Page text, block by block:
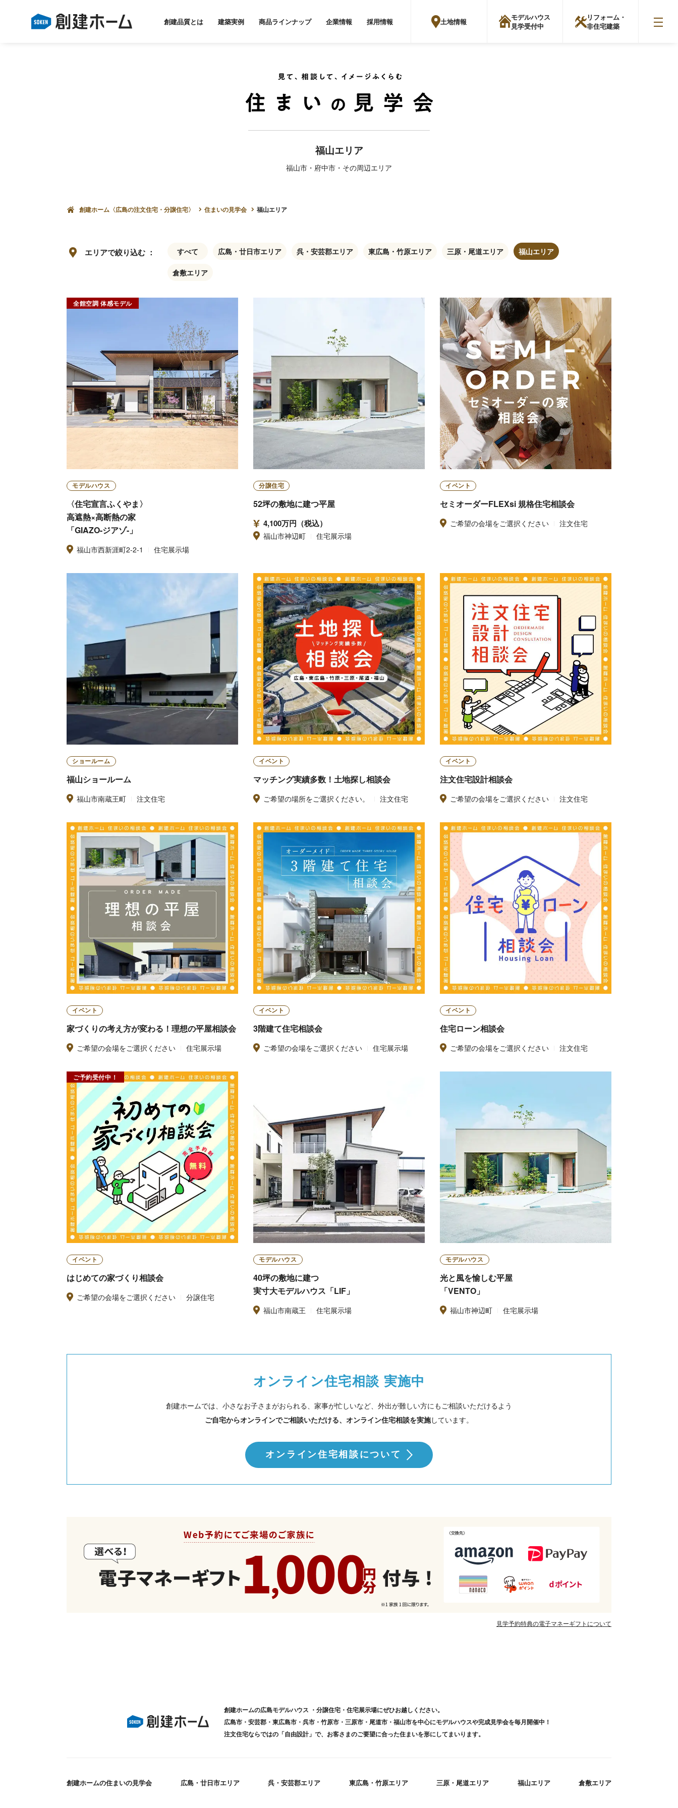
創建品質とは 建築実例 商品ラインナップ 企業情報 採用情報 土地情報
モデルハウス
見学受付中
リフォーム・
非住宅建築
福山エリア
福山市・府中市・その周辺エリア
創建ホーム〈広島の注文住宅・分譲住宅〉 住まいの見学会 福山エリア
エリアで絞り込む ： すべて 広島・廿日市エリア 呉・安芸郡エリア 東広島・竹原エリア 三原・尾道エリア 福山エリア
倉敷エリア
全館空調 体感モデル
モデルハウス
〈住宅宣言ふくやま〉
高遮熱×高断熱の家
「GIAZO-ジアゾ-」
福山市西新涯町2-2-1 住宅展示場
分譲住宅
52坪の敷地に建つ平屋
4,100万円（税込）
福山市神辺町 住宅展示場
イベント
セミオーダーFLEXsi 規格住宅相談会
ご希望の会場をご選択ください 注文住宅
ショールーム
福山ショールーム
福山市南蔵王町 注文住宅
イベント
マッチング実績多数！土地探し相談会
ご希望の場所をご選択ください。 注文住宅
イベント
注文住宅設計相談会
ご希望の会場をご選択ください 注文住宅
イベント
家づくりの考え方が変わる！理想の平屋相談会
ご希望の会場をご選択ください 住宅展示場
イベント
3階建て住宅相談会
ご希望の会場をご選択ください 住宅展示場
イベント
住宅ローン相談会
ご希望の会場をご選択ください 注文住宅
ご予約受付中！
イベント
はじめての家づくり相談会
ご希望の会場をご選択ください 分譲住宅
モデルハウス
40坪の敷地に建つ
実寸大モデルハウス「LIF」
福山市南蔵王 住宅展示場
モデルハウス
光と風を愉しむ平屋
「VENTO」
福山市神辺町 住宅展示場
オンライン住宅相談 実施中
創建ホームでは、小さなお子さまがおられる、家事が忙しいなど、外出が難しい方にもご相談いただけるよう
ご自宅からオンラインでご相談いただける、オンライン住宅相談を実施しています。
オンライン住宅相談について
見学予約特典の電子マネーギフトについて
創建ホームの広島モデルハウス ・分譲住宅・住宅展示場にぜひお越しください。
広島市・安芸郡・東広島市・呉市・竹原市・三原市・尾道市・福山市を中心にモデルハウスや完成見学会を毎月開催中！
注文住宅ならではの「自由設計」で、お客さまのご要望に合った住まいを形にしてまいります。
創建ホームの住まいの見学会 広島・廿日市エリア 呉・安芸郡エリア 東広島・竹原エリア 三原・尾道エリア 福山エリア 倉敷エリア